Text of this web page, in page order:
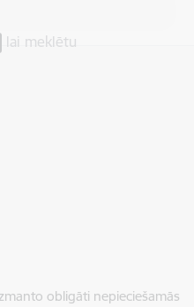
lai meklētu
obligāti nepieciešamās